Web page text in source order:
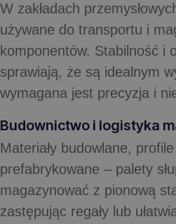
W zakładach
używane do transportu i
komponentów. Stabilność i
sprawiają, że są idealnym
wymagana jest precyzja i
Budownictwo i logistyka
Materiały budowlane,
prefabrykowane – palety
magazynować z pionową
zastępując regały lub